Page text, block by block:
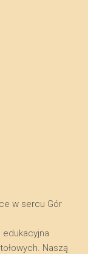
w sercu Gór
Naszą